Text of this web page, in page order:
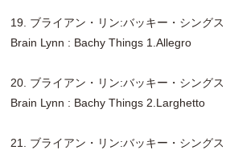
19. ブライアン・リン:バッキー・シング
Brain Lynn : Bachy Things 1.Allegro
20. ブライアン・リン:バッキー・シング
Brain Lynn : Bachy Things 2.Larghetto
21. ブライアン・リン:バッキー・シング